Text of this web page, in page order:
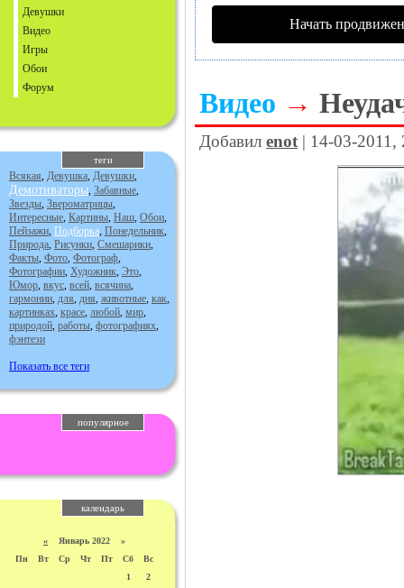
Девушки
Видео
Игры
Обои
Форум
теги
Всякая, Девушка, Девушки,
Демотиваторы, Забавные,
Звезды, Звероматрицы,
Интересные, Картины, Наш, Обои,
Пейзажи, Подборка, Понедельник,
Природа, Рисунки, Смешарики,
Факты, Фото, Фотограф,
Фотографии, Художник, Это,
Юмор, вкус, всей, всячина,
гармонии, для, дня, животные, как,
картинках, красе, любой, мир,
природой, работы, фотографиях,
фэнтези
Показать все теги
популярное
календарь
« Январь 2022 »
Пн
Вт Ср Чт Пт Сб
Вс
1
2
Начать
Видео →
Добавил enot | 14-03-